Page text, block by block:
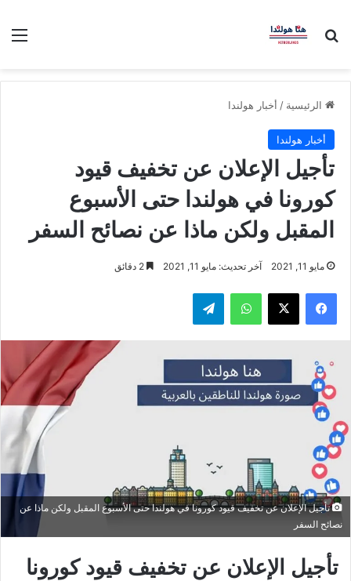
بحث عن
الرئيسية / أخبار هولندا
أخبار هولندا
تأجيل الإعلان عن تخفيف قيود
كورونا في هولندا حتى الأسبوع
المقبل ولكن ماذا عن نصائح السفر
مايو 11, 2021 آخر تحديث: مايو 11, 2021
فيسبوك ‫X واتساب تيلقرام
تأجيل الإعلان عن تخفيف قيود كورونا في هولندا حتى الأسبوع المقبل ولكن ماذا عن
نصائح السفر
تأجيل الإعلان عن تخفيف قيود كورونا